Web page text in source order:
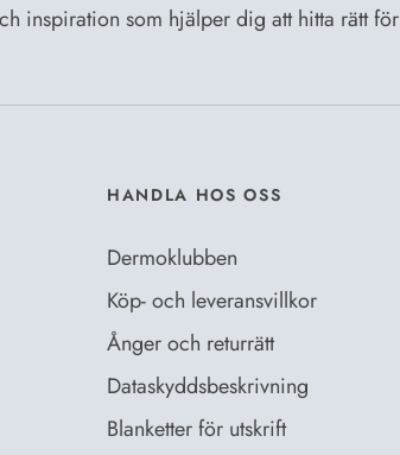
inspiration som hjälper dig att hitta rätt
HANDLA HOS OSS
Dermoklubben
Köp- och leveransvillkor
Ånger och returrätt
Dataskyddsbeskrivning
Blanketter för utskrift